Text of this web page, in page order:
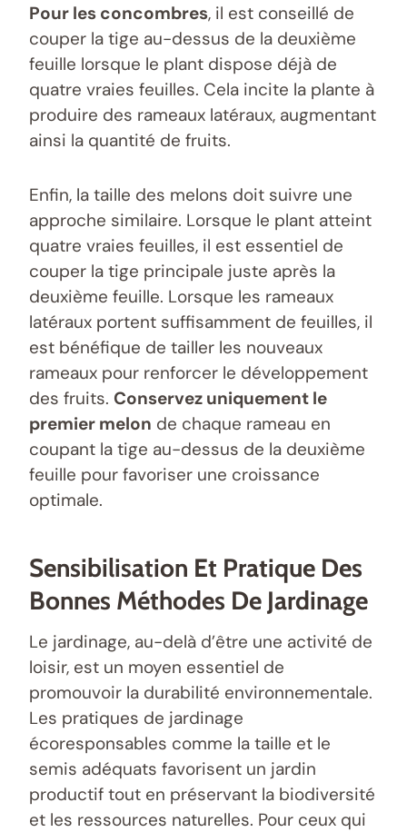
Pour les concombres, il est conseillé de
couper la tige au-dessus de la deuxième
feuille lorsque le plant dispose déjà de
quatre vraies feuilles. Cela incite la plante à
produire des rameaux latéraux, augmentant
ainsi la quantité de fruits.
Enfin, la taille des melons doit suivre une
approche similaire. Lorsque le plant atteint
quatre vraies feuilles, il est essentiel de
couper la tige principale juste après la
deuxième feuille. Lorsque les rameaux
latéraux portent suffisamment de feuilles, il
est bénéfique de tailler les nouveaux
rameaux pour renforcer le développement
des fruits. Conservez uniquement le
premier melon de chaque rameau en
coupant la tige au-dessus de la deuxième
feuille pour favoriser une croissance
optimale.
Sensibilisation Et Pratique Des
Bonnes Méthodes De Jardinage
Le jardinage, au-delà d’être une activité de
loisir, est un moyen essentiel de
promouvoir la durabilité environnementale.
Les pratiques de jardinage
écoresponsables comme la taille et le
semis adéquats favorisent un jardin
productif tout en préservant la biodiversité
et les ressources naturelles. Pour ceux qui